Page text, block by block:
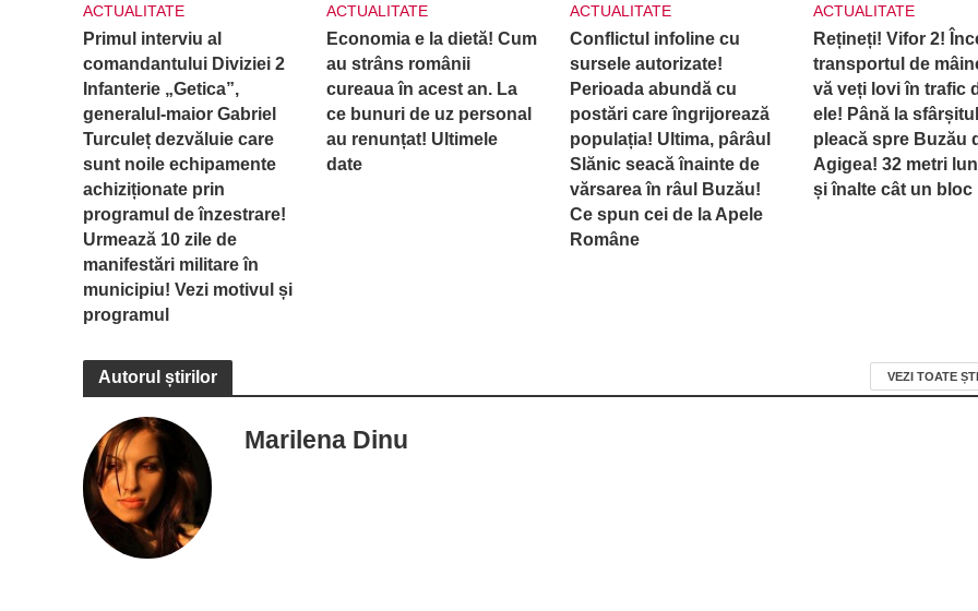
ACTUALITATE
Primul interviu al
comandantului Diviziei 2
Infanterie „Getica”,
generalul-maior Gabriel
Turculeț dezvăluie care
sunt noile echipamente
achiziționate prin
programul de înzestrare!
Urmează 10 zile de
manifestări militare în
municipiu! Vezi motivul și
programul
ACTUALITATE
Economia e la dietă! Cum
au strâns românii
cureaua în acest an. La
ce bunuri de uz personal
au renunțat! Ultimele
date
ACTUALITATE
Conflictul infoline cu
sursele autorizate!
Perioada abundă cu
postări care îngrijorează
populația! Ultima, pârâul
Slănic seacă înainte de
vărsarea în râul Buzău!
Ce spun cei de la Apele
Române
ACTUALITATE
Rețineți! Vifor 2!
transportul de
vă veți lovi în trafic
ele! Până la
pleacă spre Buzău
Agigea! 32 metri
și înalte cât un bloc
Autorul știrilor VEZI TOATE
Marilena Dinu